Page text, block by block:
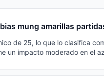
mung amarillas
de 25, lo que lo clasifica
un impacto moderado en el